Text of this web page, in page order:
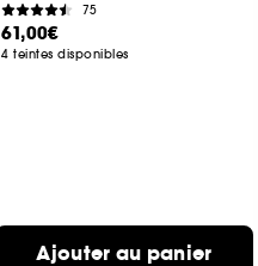
75
61,00€
4 teintes disponibles
Ajouter au panier